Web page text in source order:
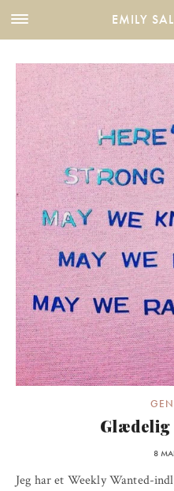
EMILY
Glædelig
8
Jeg har et Weekly Wanted-